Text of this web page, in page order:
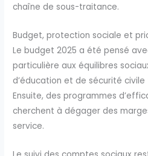
chaîne de sous-traitance.
Budget, protection sociale et
Le budget 2025 a été pensé
particulière aux équilibres
d’éducation et de sécurité
Ensuite, des programmes
cherchent à dégager des
service.